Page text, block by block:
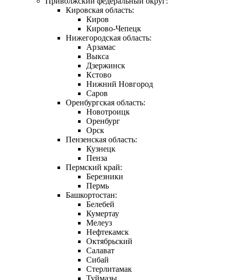
Кировская область:
Киров
Кирово-Чепецк
Нижегородская область:
Арзамас
Выкса
Дзержинск
Кстово
Нижний Новгород
Саров
Оренбургская область:
Новотроицк
Оренбург
Орск
Пензенская область:
Кузнецк
Пенза
Пермский край:
Березники
Пермь
Башкортостан:
Белебей
Кумертау
Мелеуз
Нефтекамск
Октябрьский
Салават
Сибай
Стерлитамак